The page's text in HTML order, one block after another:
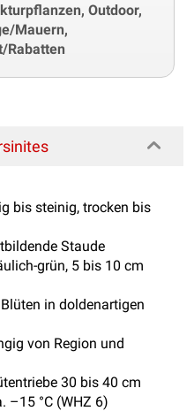
Outdoor,
Mauern,
Rabatten
bis steinig, trocken bis
Staude
grün, 5 bis 10 cm
in doldenartigen
von Region und
30 bis 40 cm
–15 °C (WHZ 6)